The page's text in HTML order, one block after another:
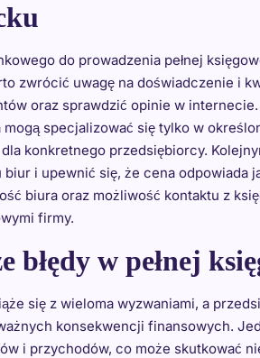
do prowadzenia pełnej
zwrócić uwagę na doświadczenie i
oraz sprawdzić opinie w
specjalizować się tylko w
konkretnego przedsiębiorcy.
i upewnić się, że cena odpowiada
biura oraz możliwość kontaktu z
firmy.
błędy w pełnej
się z wieloma wyzwaniami, a
konsekwencji finansowych.
i przychodów, co może skutkować